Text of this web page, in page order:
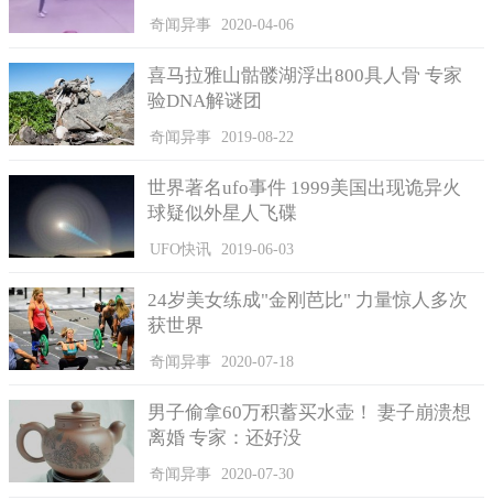
去。
了。当他们意识到问题的严重性时，马上呼叫紧急救援人员展开
搜救行动，甚至出动了军方专家前来搜查。
拉里萨称，虽然很多人员都参与到这次救援行动中，大家都
奇闻异事 2020-04-06
喜马拉雅山骷髅湖浮出800具人骨 专家
验DNA解谜团
奇闻异事 2019-08-22
世界著名ufo事件 1999美国出现诡异火
球疑似外星人飞碟
UFO快讯 2019-06-03
24岁美女练成"金刚芭比" 力量惊人多次
获世界
奇闻异事 2020-07-18
男子偷拿60万积蓄买水壶！ 妻子崩溃想
离婚 专家：还好没
奇闻异事 2020-07-30